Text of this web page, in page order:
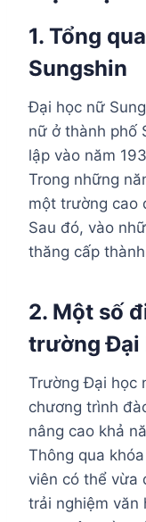
1. Tổng
Sungshin
Đại học nữ
nữ ở thành phố
lập vào năm
Trong những
một trường cao
Sau đó, vào
thăng cấp
2. Một số
trườngĐại
Trường Đại học
chương trình
nâng cao khả
Thông qua
viên có thể vừa
trải nghiệm văn